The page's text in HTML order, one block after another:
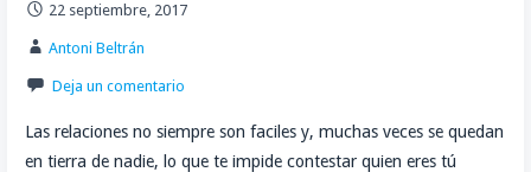
22 septiembre, 2017
Antoni Beltrán
Deja un comentario
Las relaciones no siempre son faciles y, muchas veces se quedan
en tierra de nadie, lo que te impide contestar quien eres tú